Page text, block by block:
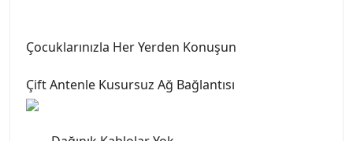
Çocuklarınızla Her Yerden Konuşun
Çift Antenle Kusursuz Ağ Bağlantısı